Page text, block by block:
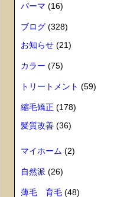
パーマ (16)
ブログ (328)
お知らせ (21)
カラー (75)
トリートメント (59)
縮毛矯正 (178)
髪質改善 (36)
マイホーム (2)
自然派 (26)
薄毛 育毛 (48)